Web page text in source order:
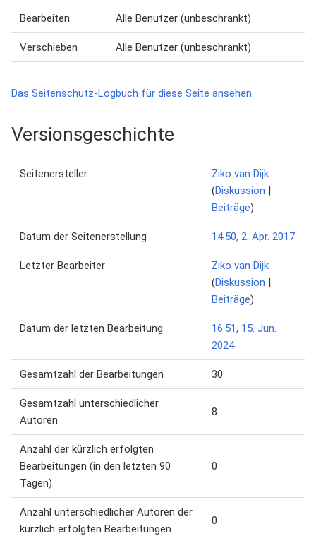
Bearbeiten Alle Benutzer (unbeschränkt)
Verschieben Alle Benutzer (unbeschränkt)
Das Seitenschutz-Logbuch für diese Seite ansehen.
Versionsgeschichte
Seitenersteller
Ziko van Dijk
(Diskussion |
Beiträge)
Datum der Seitenerstellung 14:50, 2. Apr. 2017
Letzter Bearbeiter
Ziko van Dijk
(Diskussion |
Beiträge)
Datum der letzten Bearbeitung
16:51, 15. Jun.
2024
Gesamtzahl der Bearbeitungen 30
Gesamtzahl unterschiedlicher
Autoren
8
Anzahl der kürzlich erfolgten
Bearbeitungen (in den letzten 90
Tagen)
0
Anzahl unterschiedlicher Autoren der
kürzlich erfolgten Bearbeitungen
0